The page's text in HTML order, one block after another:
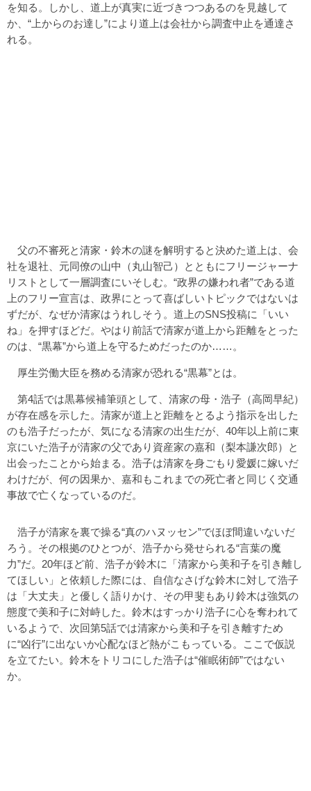
を知る。しかし、道上が真実に近づきつつあるのを見越して
か、“上からのお達し”により道上は会社から調査中止を通達さ
れる。
父の不審死と清家・鈴木の謎を解明すると決めた道上は、会
社を退社、元同僚の山中（丸山智己）とともにフリージャーナ
リストとして一層調査にいそしむ。“政界の嫌われ者”である道
上のフリー宣言は、政界にとって喜ばしいトピックではないは
ずだが、なぜか清家はうれしそう。道上のSNS投稿に「いい
ね」を押すほどだ。やはり前話で清家が道上から距離をとった
のは、“黒幕”から道上を守るためだったのか……。
厚生労働大臣を務める清家が恐れる“黒幕”とは。
第4話では黒幕候補筆頭として、清家の母・浩子（高岡早紀）
が存在感を示した。清家が道上と距離をとるよう指示を出した
のも浩子だったが、気になる清家の出生だが、40年以上前に東
京にいた浩子が清家の父であり資産家の嘉和（梨本謙次郎）と
出会ったことから始まる。浩子は清家を身ごもり愛媛に嫁いだ
わけだが、何の因果か、嘉和もこれまでの死亡者と同じく交通
事故で亡くなっているのだ。
浩子が清家を裏で操る“真のハヌッセン”でほぼ間違いないだ
ろう。その根拠のひとつが、浩子から発せられる“言葉の魔
力”だ。20年ほど前、浩子が鈴木に「清家から美和子を引き離し
てほしい」と依頼した際には、自信なさげな鈴木に対して浩子
は「大丈夫」と優しく語りかけ、その甲斐もあり鈴木は強気の
態度で美和子に対峙した。鈴木はすっかり浩子に心を奪われて
いるようで、次回第5話では清家から美和子を引き離すため
に“凶行”に出ないか心配なほど熱がこもっている。ここで仮説
を立てたい。鈴木をトリコにした浩子は“催眠術師”ではない
か。